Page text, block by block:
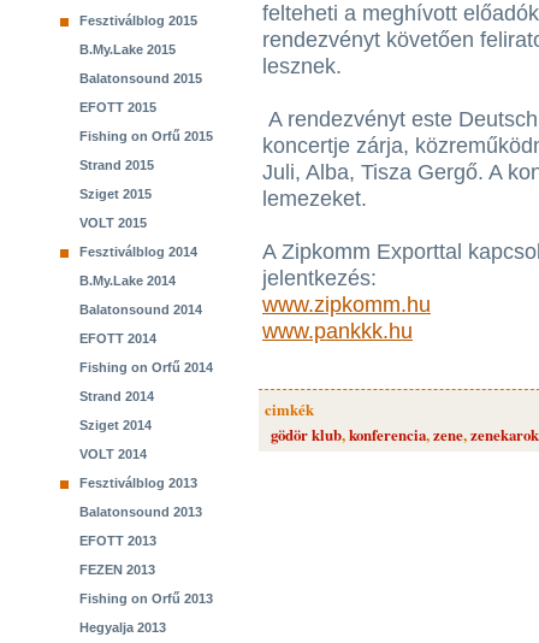
Fesztiválblog 2015
B.My.Lake 2015
Balatonsound 2015
EFOTT 2015
Fishing on Orfű 2015
Strand 2015
Sziget 2015
VOLT 2015
Fesztiválblog 2014
B.My.Lake 2014
Balatonsound 2014
EFOTT 2014
Fishing on Orfű 2014
Strand 2014
Sziget 2014
VOLT 2014
Fesztiválblog 2013
Balatonsound 2013
EFOTT 2013
FEZEN 2013
Fishing on Orfű 2013
Hegyalja 2013
felteheti a meghívott
rendezvényt követően
lesznek.
A rendezvényt este
koncertje zárja,
Juli, Alba, Tisza Gergő. A
lemezeket.
A Zipkomm Exporttal
jelentkezés:
www.zipkomm.hu
www.pankkk.hu
cimkék
gödör klub,konferencia,zene,zenekarok